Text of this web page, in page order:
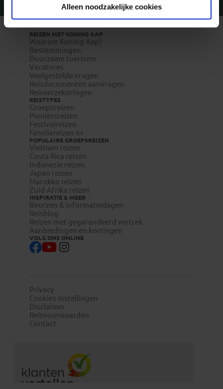
Alleen noodzakelijke cookies
Vragen?Bel 09-234 13 11
REIZEN MET KONING AAP
Waarom Koning Aap?
Bestemmingen
Duurzaam toerisme
Vacatures
Veelgestelde vragen
Reisdocumenten aanvragen
Reisverzekeringen
REISTYPES
Groepsreizen
Pioniersreizen
Festivalreizen
Familiereizen 6+
POPULAIRE GROEPSREIZEN
Vietnam reizen
Costa Rica reizen
Indonesie reizen
Japan reizen
Marokko reizen
Zuid-Afrika reizen
INSPIRATIE & MEER
Beurzen & informatiedagen
Reisblog
Reizen met gegarandeerd vertrek
Aanbiedingen en kortingen
VOLG ONS ONLINE
Privacy
Cookies instellingen
Disclaimer
Reisvoorwaarden
Contact